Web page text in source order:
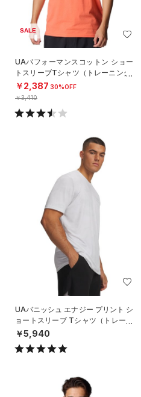
SALE
UAパフォーマンスコットン ショー
トスリーブTシャツ（トレーニング/
MEN）
￥2,387 30%OFF
￥3,410
UAバニッシュ エナジー プリント シ
ョートスリーブ Tシャツ（トレーニ
ング/MEN）
￥5,940